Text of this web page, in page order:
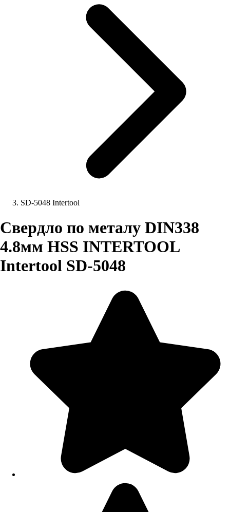
SD-5048 Intertool
Свердло по металу DIN338
4.8мм HSS INTERTOOL
Intertool SD-5048